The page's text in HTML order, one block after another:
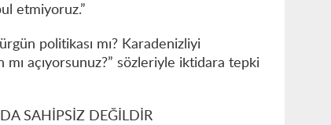
etmiyoruz.”
politikası mı? Karadenizliyi
mı açıyorsunuz?” sözleriyle iktidara tepki
SAHİPSİZ DEĞİLDİR